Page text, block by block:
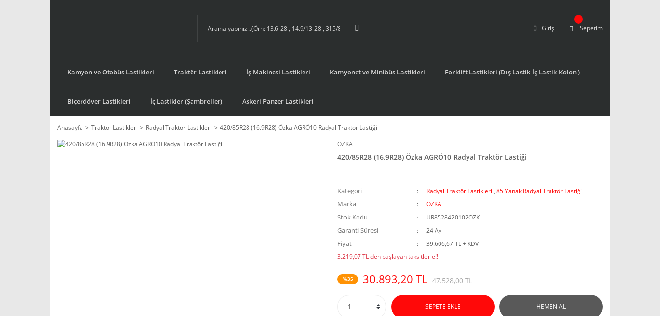
Giriş Sepetim
Kamyon ve Otobüs Lastikleri Traktör Lastikleri İş Makinesi Lastikleri Kamyonet ve Minibüs Lastikleri Forklift Lastikleri (Dış Lastik-İç Lastik-Kolon )
Biçerdöver Lastikleri İç Lastikler (Şambreller) Askeri Panzer Lastikleri
Anasayfa Traktör Lastikleri Radyal Traktör Lastikleri
420/85R28 (16.9R28) Özka AGRÖ10 Radyal Traktör Lastiği
ÖZKA
420/85R28 (16.9R28) Özka AGRÖ10 Radyal Traktör Lastiği
Kategori Radyal Traktör Lastikleri , 85 Yanak Radyal Traktör Lastiği
Marka ÖZKA
Stok Kodu UR8528420102OZK
Garanti Süresi 24 Ay
Fiyat
39.606,67 TL + KDV
3.219,07 TL den başlayan taksitlerle!!
%35 30.893,20 TL 47.528,00 TL
SEPETE EKLE HEMEN AL